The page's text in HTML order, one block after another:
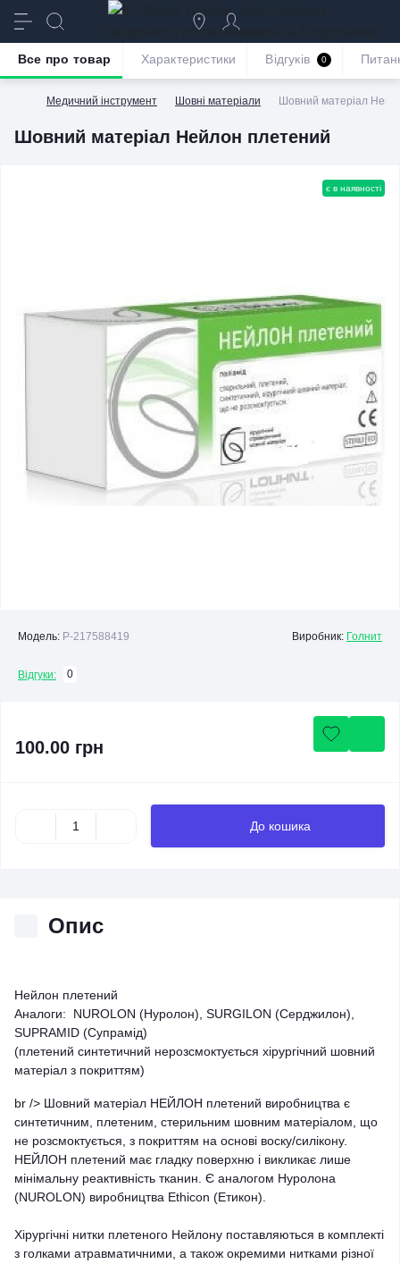
якість та бездоганне
обслуговування
Медичний інструмент Шовні матеріали Шовний матеріал
Шовний матеріал Нейлон плетений
Все про товар Характеристики Відгуків 0
є в наявності
Модель: P-217588419 Виробник: Голнит
Відгуки: 0
100.00 грн
До кошика
Опис
Нейлон плетений
Аналоги: NUROLON (Нуролон), SURGILON (Серджилон),
SUPRAMID (Супрамід)
(плетений синтетичний нерозсмоктується хірургічний шовний
матеріал з покриттям)
br /> Шовний матеріал НЕЙЛОН плетений виробництва є
синтетичним, плетеним, стерильним шовним матеріалом, що
не розсмоктується, з покриттям на основі воску/силікону.
НЕЙЛОН плетений має гладку поверхню і викликає лише
мінімальну реактивність тканин. Є аналогом Нуролона
(NUROLON) виробництва Ethicon (Етикон).
Хірургічні нитки плетеного Нейлону поставляються в комплекті
з голками атравматичними, а також окремими нитками різної